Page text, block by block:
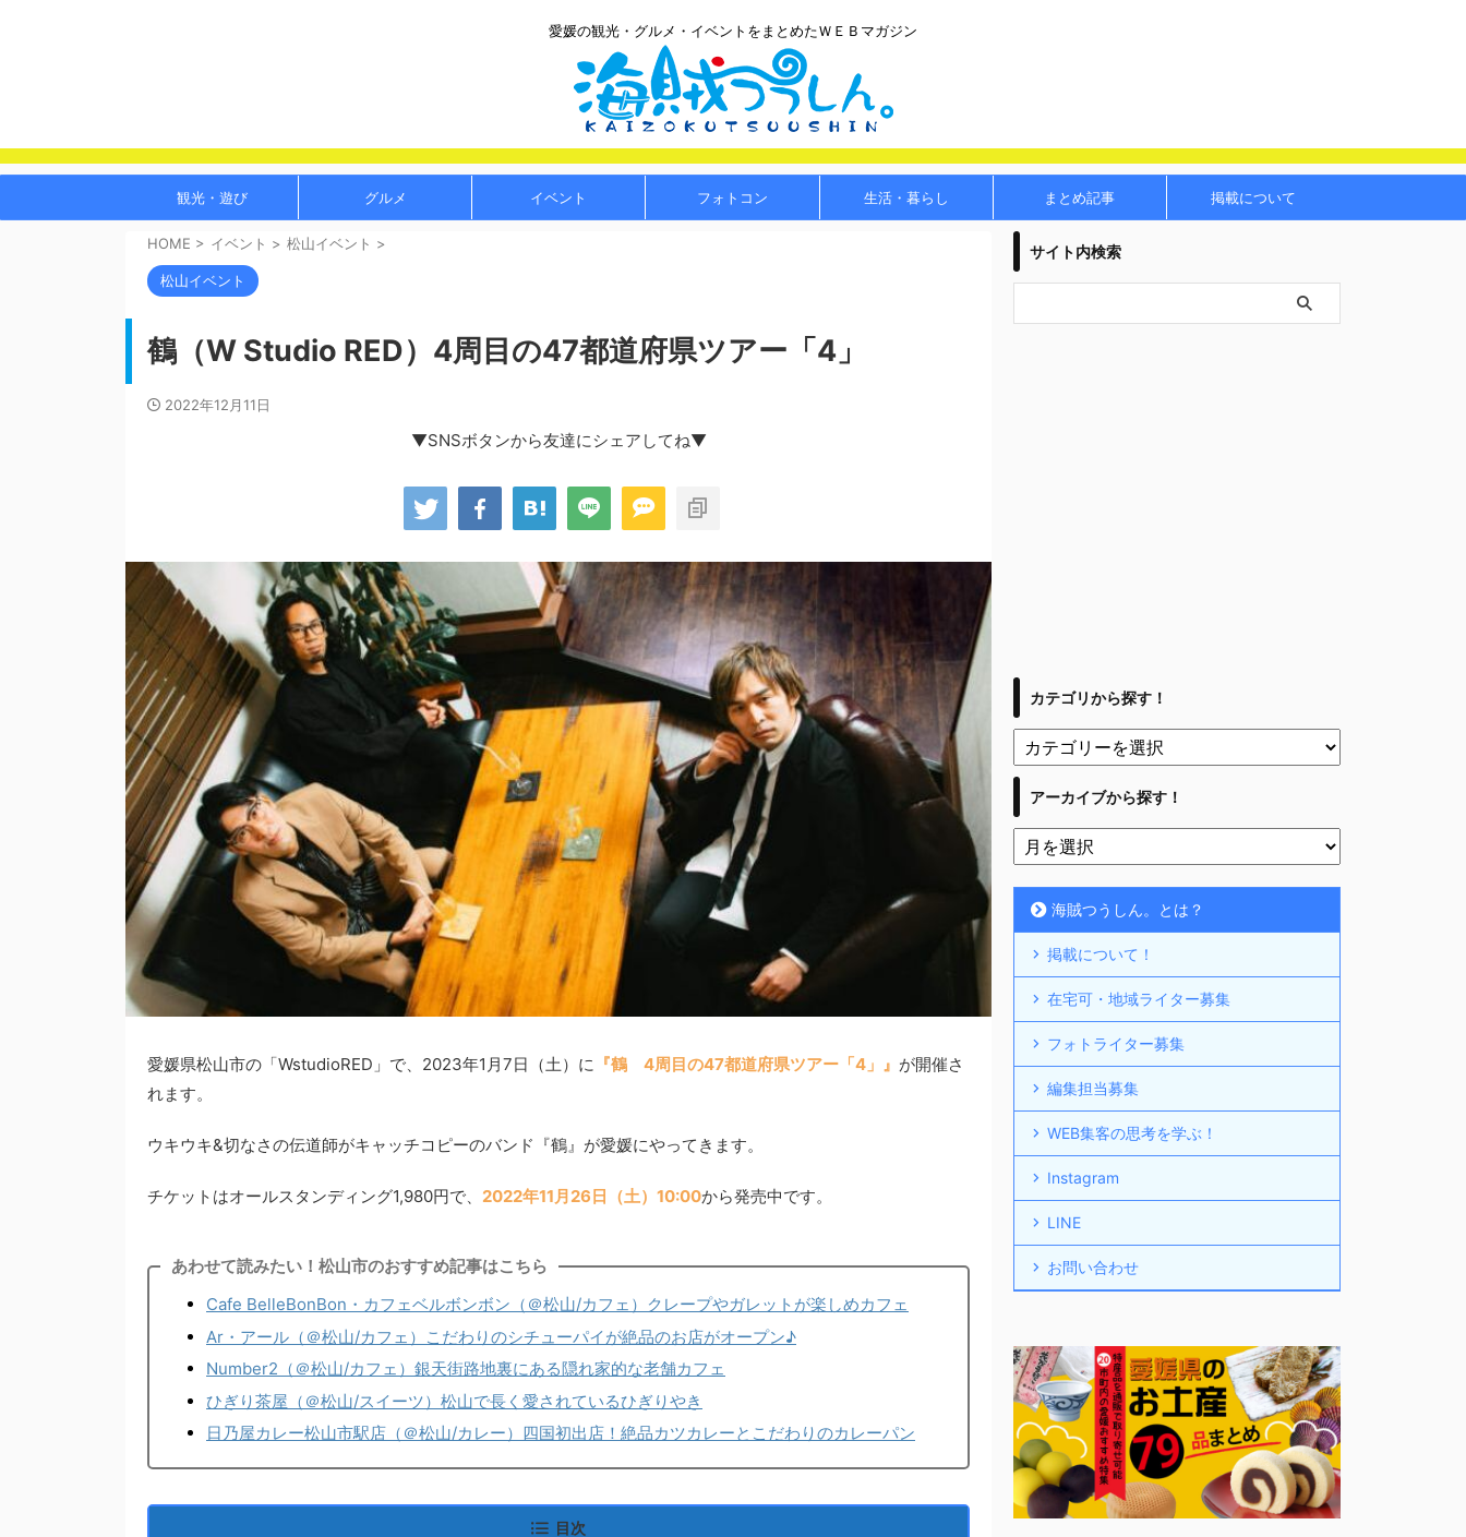
愛媛の観光・グルメ・イベントをまとめたＷＥＢマガジン
観光・遊び グルメ イベント フォトコン 生活・暮らし まとめ記事 掲載について
HOME > イベント > 松山イベント >
松山イベント
鶴（W Studio RED）4周目の47都道府県ツアー「4」
2022年12月11日
▼SNSボタンから友達にシェアしてね▼
愛媛県松山市の「WstudioRED」で、2023年1月7日（土）に 『鶴 4周目の47都道府県ツアー「4」』 が開催さ
れます。
ウキウキ&切なさの伝道師がキャッチコピーのバンド『鶴』が愛媛にやってきます。
チケットはオールスタンディング1,980円で、 2022年11月26日（土）10:00から発売中です。
あわせて読みたい！松山市のおすすめ記事はこちら
Cafe BelleBonBon・カフェベルボンボン（＠松山/カフェ）クレープやガレットが楽しめカフェ
Ar・アール（＠松山/カフェ）こだわりのシチューパイが絶品のお店がオープン♪
Number2（＠松山/カフェ）銀天街路地裏にある隠れ家的な老舗カフェ
ひぎり茶屋（＠松山/スイーツ）松山で長く愛されているひぎりやき
日乃屋カレー松山市駅店（＠松山/カレー）四国初出店！絶品カツカレーとこだわりのカレーパン
目次
サイト内検索
カテゴリから探す！
アーカイブから探す！
海賊つうしん。とは？
掲載について！
在宅可・地域ライター募集
フォトライター募集
編集担当募集
WEB集客の思考を学ぶ！
Instagram
LINE
お問い合わせ